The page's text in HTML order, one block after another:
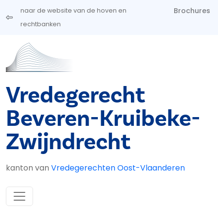
Overslaan en naar de inhoud gaan
naar de website van de hoven en
rechtbanken
Brochures
Vredegerecht
Beveren-Kruibeke-
Zwijndrecht
kanton van Vredegerechten Oost-Vlaanderen